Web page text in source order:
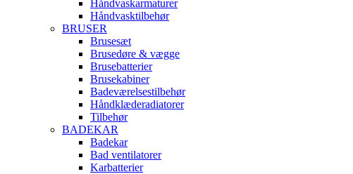
Håndvaskarmaturer
Håndvasktilbehør
BRUSER
Brusesæt
Brusedøre & vægge
Brusebatterier
Brusekabiner
Badeværelsestilbehør
Håndklæderadiatorer
Tilbehør
BADEKAR
Badekar
Bad ventilatorer
Karbatterier